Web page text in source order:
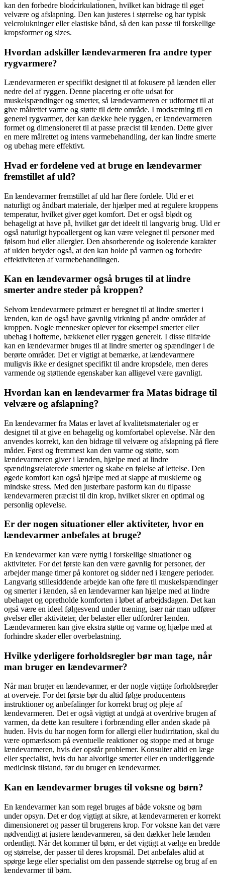
kan den forbedre blodcirkulationen, hvilket kan bidrage til øget
velvære og afslapning. Den kan justeres i størrelse og har typisk
velcrolukninger eller elastiske bånd, så den kan passe til forskellige
kropsformer og sizes.
Hvordan adskiller lændevarmeren fra andre typer
rygvarmere?
Lændevarmeren er specifikt designet til at fokusere på lænden eller
nedre del af ryggen. Denne placering er ofte udsat for
muskelspændinger og smerter, så lændevarmeren er udformet til at
give målrettet varme og støtte til dette område. I modsætning til en
generel rygvarmer, der kan dække hele ryggen, er lændevarmeren
formet og dimensioneret til at passe præcist til lænden. Dette giver
en mere målrettet og intens varmebehandling, der kan lindre smerte
og ubehag mere effektivt.
Hvad er fordelene ved at bruge en lændevarmer
fremstillet af uld?
En lændevarmer fremstillet af uld har flere fordele. Uld er et
naturligt og åndbart materiale, der hjælper med at regulere kroppens
temperatur, hvilket giver øget komfort. Det er også blødt og
behageligt at have på, hvilket gør det ideelt til langvarig brug. Uld er
også naturligt hypoallergent og kan være velegnet til personer med
følsom hud eller allergier. Den absorberende og isolerende karakter
af ulden betyder også, at den kan holde på varmen og forbedre
effektiviteten af varmebehandlingen.
Kan en lændevarmer også bruges til at lindre
smerter andre steder på kroppen?
Selvom lændevarmere primært er beregnet til at lindre smerter i
lænden, kan de også have gavnlig virkning på andre områder af
kroppen. Nogle mennesker oplever for eksempel smerter eller
ubehag i hofterne, bækkenet eller ryggen generelt. I disse tilfælde
kan en lændevarmer bruges til at lindre smerter og spændinger i de
berørte områder. Det er vigtigt at bemærke, at lændevarmere
muligvis ikke er designet specifikt til andre kropsdele, men deres
varmende og støttende egenskaber kan alligevel være gavnligt.
Hvordan kan en lændevarmer fra Matas bidrage til
velvære og afslapning?
En lændevarmer fra Matas er lavet af kvalitetsmaterialer og er
designet til at give en behagelig og komfortabel oplevelse. Når den
anvendes korrekt, kan den bidrage til velvære og afslapning på flere
måder. Først og fremmest kan den varme og støtte, som
lændevarmeren giver i lænden, hjælpe med at lindre
spændingsrelaterede smerter og skabe en følelse af lettelse. Den
øgede komfort kan også hjælpe med at slappe af musklerne og
mindske stress. Med den justerbare pasform kan du tilpasse
lændevarmeren præcist til din krop, hvilket sikrer en optimal og
personlig oplevelse.
Er der nogen situationer eller aktiviteter, hvor en
lændevarmer anbefales at bruge?
En lændevarmer kan være nyttig i forskellige situationer og
aktiviteter. For det første kan den være gavnlig for personer, der
arbejder mange timer på kontoret og sidder ned i længere perioder.
Langvarig stillesiddende arbejde kan ofte føre til muskelspændinger
og smerter i lænden, så en lændevarmer kan hjælpe med at lindre
ubehaget og opretholde komforten i løbet af arbejdsdagen. Det kan
også være en ideel følgesvend under træning, især når man udfører
øvelser eller aktiviteter, der belaster eller udfordrer lænden.
Lændevarmeren kan give ekstra støtte og varme og hjælpe med at
forhindre skader eller overbelastning.
Hvilke yderligere forholdsregler bør man tage, når
man bruger en lændevarmer?
Når man bruger en lændevarmer, er der nogle vigtige forholdsregler
at overveje. For det første bør du altid følge producentens
instruktioner og anbefalinger for korrekt brug og pleje af
lændevarmeren. Det er også vigtigt at undgå at overdrive brugen af ​​
varmen, da dette kan resultere i forbrænding eller anden skade på
huden. Hvis du har nogen form for allergi eller hudirritation, skal du
være opmærksom på eventuelle reaktioner og stoppe med at bruge
lændevarmeren, hvis der opstår problemer. Konsulter altid en læge
eller specialist, hvis du har alvorlige smerter eller en underliggende
medicinsk tilstand, før du bruger en lændevarmer.
Kan en lændevarmer bruges til voksne og børn?
En lændevarmer kan som regel bruges af både voksne og børn
under opsyn. Det er dog vigtigt at sikre, at lændevarmeren er korrekt
dimensioneret og passer til brugerens krop. For voksne kan det være
nødvendigt at justere lændevarmeren, så den dækker hele lænden
ordentligt. Når det kommer til børn, er det vigtigt at vælge en bredde
og størrelse, der passer til deres kropsmål. Det anbefales altid at
spørge læge eller specialist om den passende størrelse og brug af en
lændevarmer til børn.